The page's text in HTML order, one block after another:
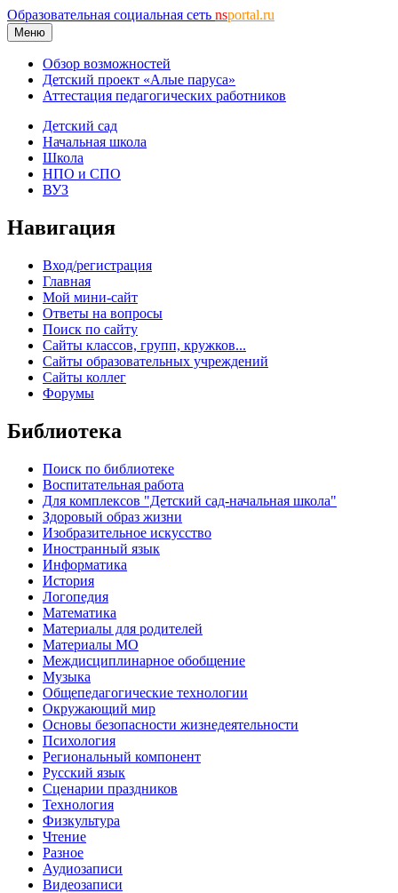
Образовательная социальная сеть nsportal.ru
Меню
Обзор возможностей
Детский проект «Алые паруса»
Аттестация педагогических работников
Детский сад
Начальная школа
Школа
НПО и СПО
ВУЗ
Навигация
Вход/регистрация
Главная
Мой мини-сайт
Ответы на вопросы
Поиск по сайту
Сайты классов, групп, кружков...
Сайты образовательных учреждений
Сайты коллег
Форумы
Библиотека
Поиск по библиотеке
Воспитательная работа
Для комплексов "Детский сад-начальная школа"
Здоровый образ жизни
Изобразительное искусство
Иностранный язык
Информатика
История
Логопедия
Математика
Материалы для родителей
Материалы МО
Междисциплинарное обобщение
Музыка
Общепедагогические технологии
Окружающий мир
Основы безопасности жизнедеятельности
Психология
Региональный компонент
Русский язык
Сценарии праздников
Технология
Физкультура
Чтение
Разное
Аудиозаписи
Видеозаписи